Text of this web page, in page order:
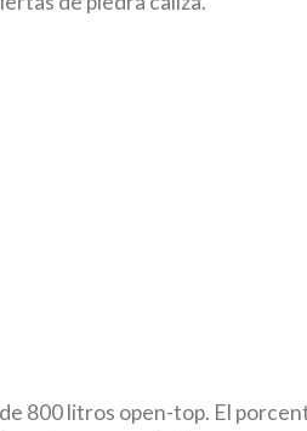
800 litros open-top. El